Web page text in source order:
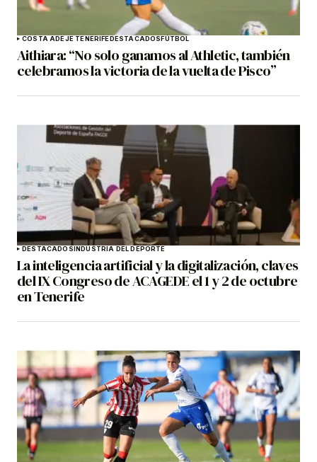
COSTA ADEJE TENERIFE DESTACADOS FÚTBOL
Aithiara: “No solo ganamos al Athletic, también
celebramos la victoria de la vuelta de Pisco”
DESTACADOS INDUSTRIA DEL DEPORTE
La inteligencia artificial y la digitalización, claves
del IX Congreso de ACAGEDE el 1 y 2 de octubre
en Tenerife